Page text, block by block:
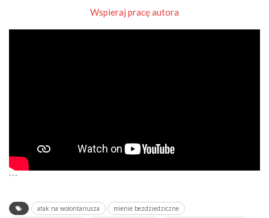
Wspieraj pracę autora
```
atak na wolontariusza
mienie bezdziedziczne